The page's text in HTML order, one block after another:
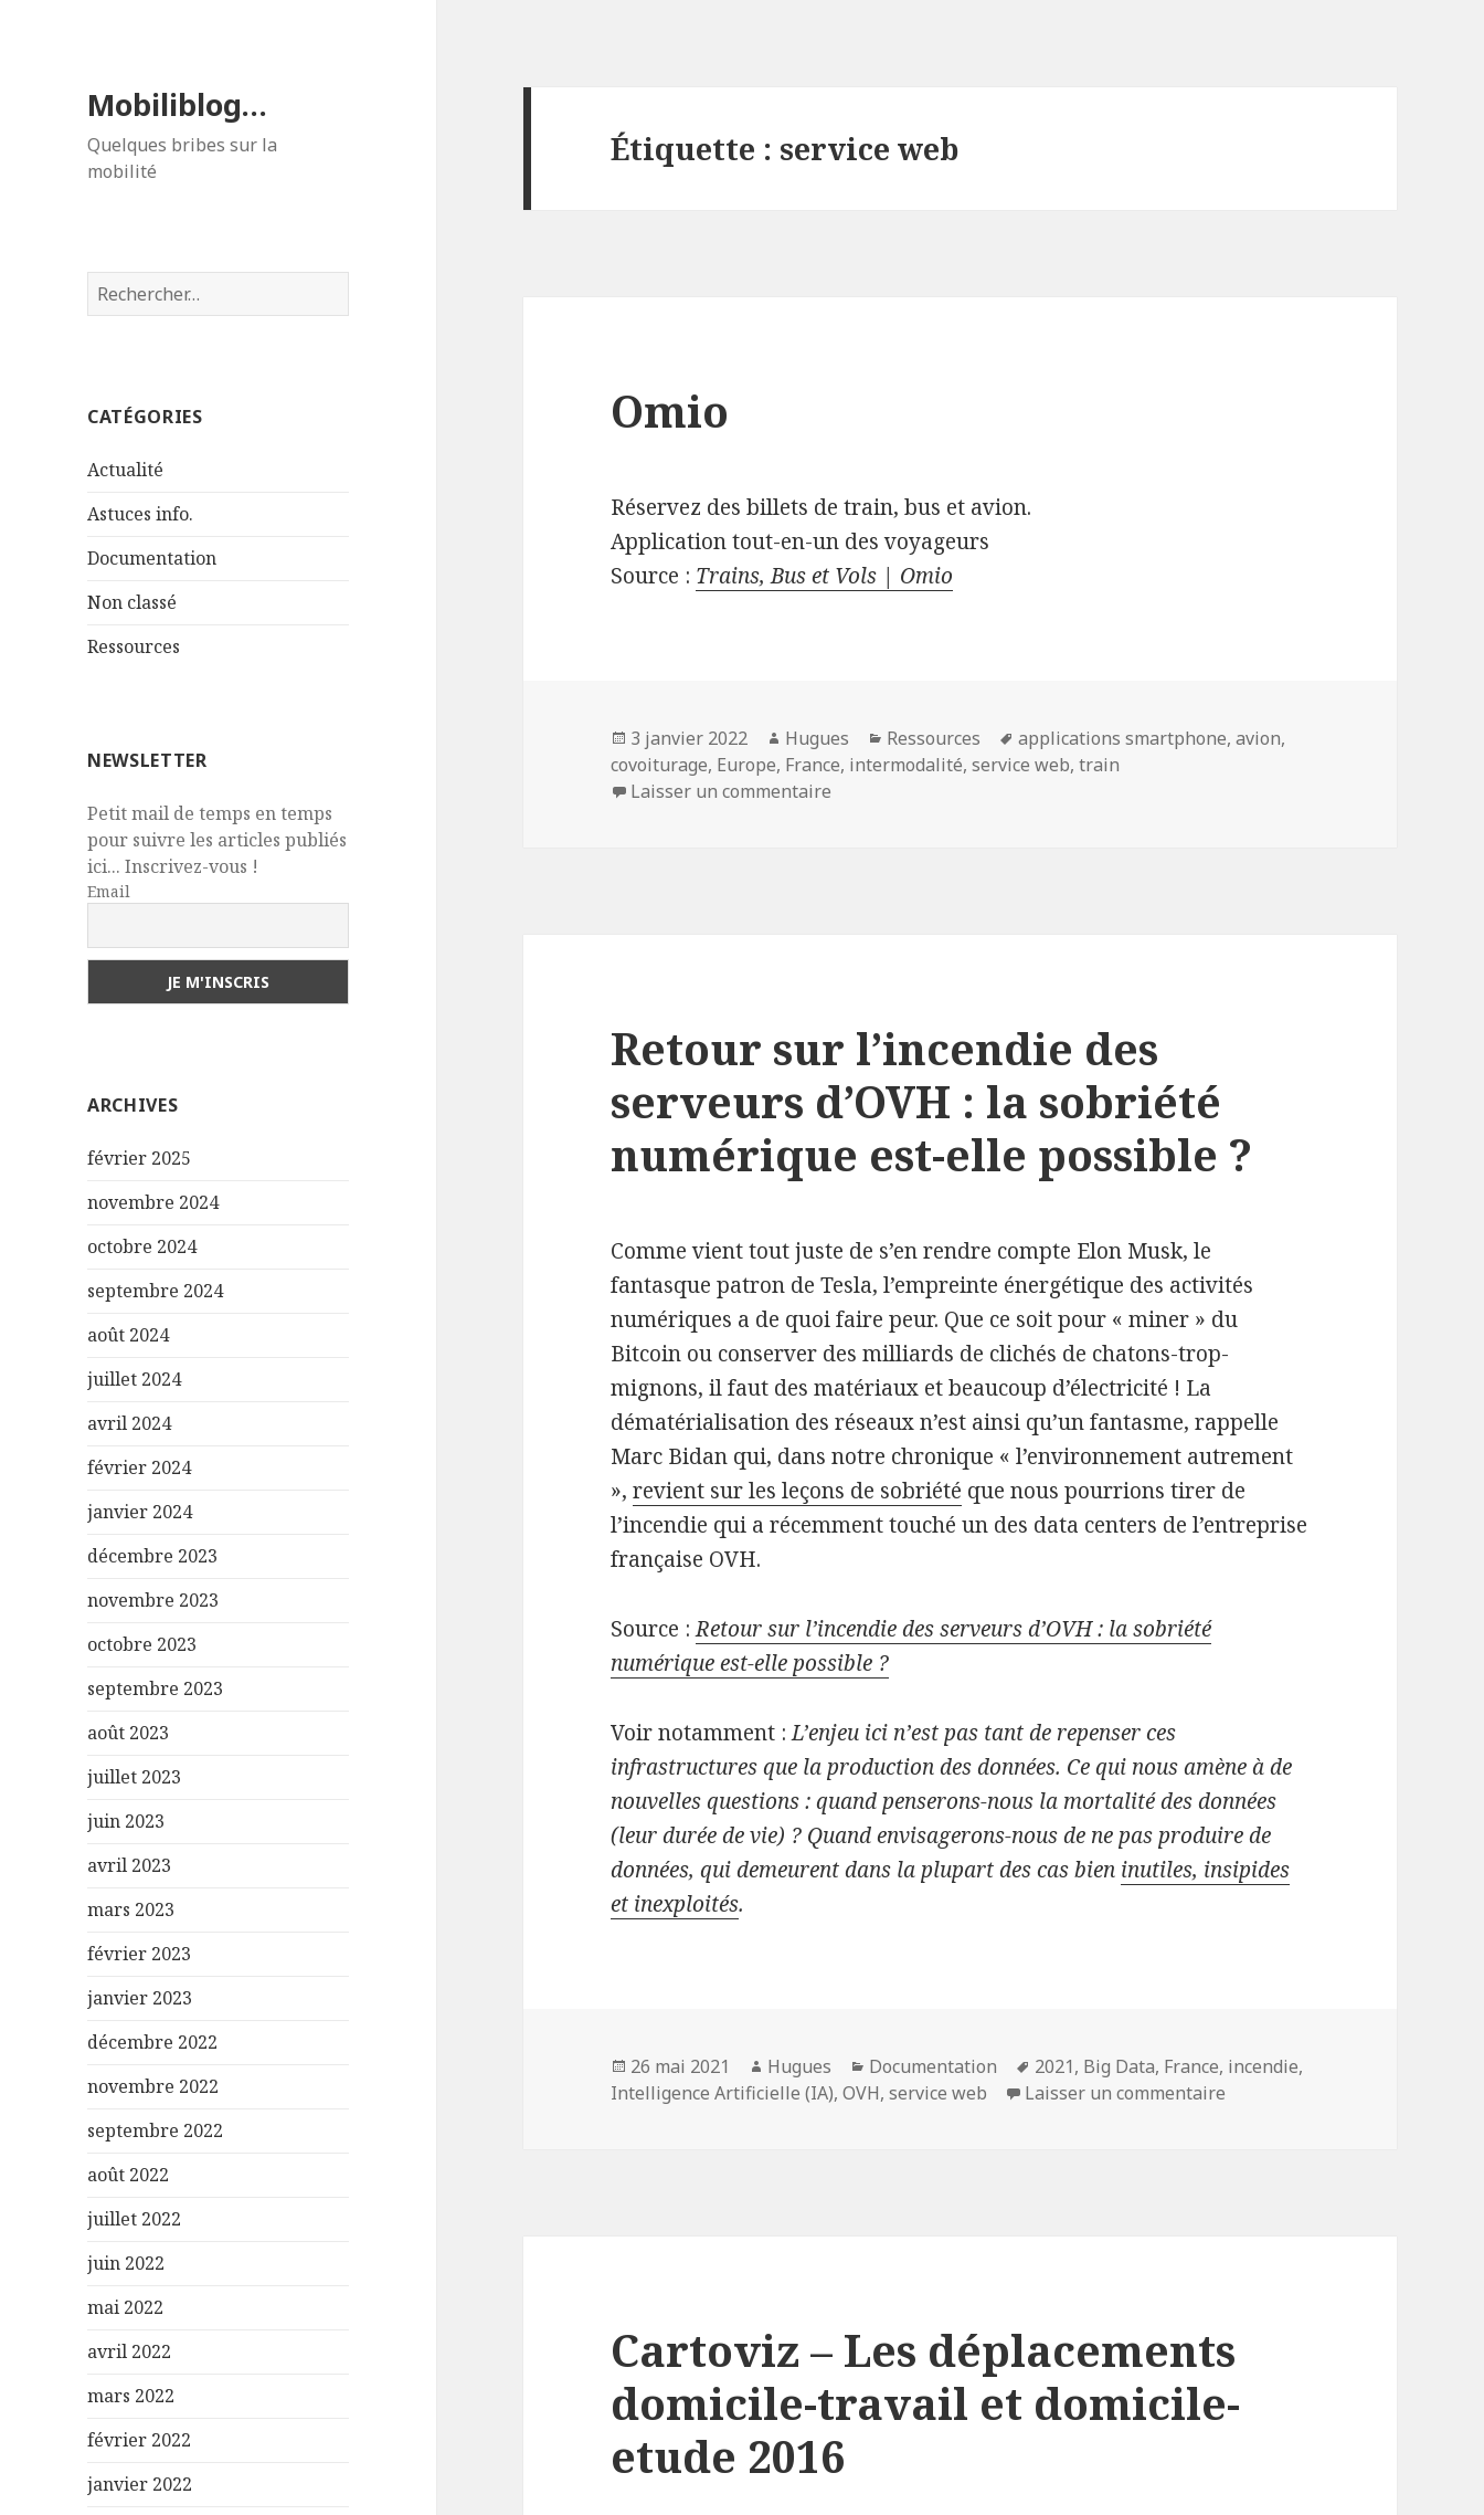
Mobiliblog…
Quelques bribes sur la
mobilité
Rechercher :
CATÉGORIES
Actualité
Astuces info.
Documentation
Non classé
Ressources
NEWSLETTER
Petit mail de temps en temps
pour suivre les articles publiés
ici... Inscrivez-vous !
Email
ARCHIVES
février 2025
novembre 2024
octobre 2024
septembre 2024
août 2024
juillet 2024
avril 2024
février 2024
janvier 2024
décembre 2023
novembre 2023
octobre 2023
septembre 2023
août 2023
juillet 2023
juin 2023
avril 2023
mars 2023
février 2023
janvier 2023
décembre 2022
novembre 2022
septembre 2022
août 2022
juillet 2022
juin 2022
mai 2022
avril 2022
mars 2022
février 2022
janvier 2022
Étiquette : service web
Omio
Réservez des billets de train, bus et avion.
Application tout-en-un des voyageurs
Source : Trains, Bus et Vols | Omio
Publié
le
3 janvier 2022 Auteur
Hugues Catégories
Ressources
Mots-
clés
applications smartphone,avion,
covoiturage, Europe, France, intermodalité,service web,train
Laisser un commentaire
Retour sur l’incendie des
serveurs d’OVH : la sobriété
numérique est-elle possible ?
Comme vient tout juste de s’en rendre compte Elon Musk, le
fantasque patron de Tesla, l’empreinte énergétique des activités
numériques a de quoi faire peur. Que ce soit pour « miner » du
Bitcoin ou conserver des milliards de clichés de chatons-trop-
mignons, il faut des matériaux et beaucoup d’électricité ! La
dématérialisation des réseaux n’est ainsi qu’un fantasme, rappelle
Marc Bidan qui, dans notre chronique « l’environnement autrement
»,revient sur les leçons de sobriété que nous pourrions tirer de
l’incendie qui a récemment touché un des data centers de l’entreprise
française OVH.
Source :Retour sur l’incendie des serveurs d’OVH : la sobriété
numérique est-elle possible ?
Voir notamment :L’enjeu ici n’est pas tant de repenser ces
infrastructures que la production des données. Ce qui nous amène à de
nouvelles questions : quand penserons-nous la mortalité des données
(leur durée de vie) ? Quand envisagerons-nous de ne pas produire de
données, qui demeurent dans la plupart des cas bien inutiles, insipides
et inexploités.
Publié
le
26 mai 2021 Auteur
Hugues Catégories
Documentation
Mots-
clés
2021, Big Data, France, incendie,
Intelligence Artificielle (IA),OVH,service web Laisser un commentaire
Cartoviz – Les déplacements
domicile-travail et domicile-
etude 2016